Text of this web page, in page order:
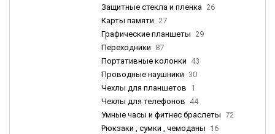
Защитные стекла и пленка 26
Карты памяти 27
Графические планшеты 29
Переходники 87
Портативные колонки 43
Проводные наушники 30
Чехлы для планшетов 1
Чехлы для телефонов 44
Умные часы и фитнес браслеты 72
Рюкзаки , сумки , чемоданы 16